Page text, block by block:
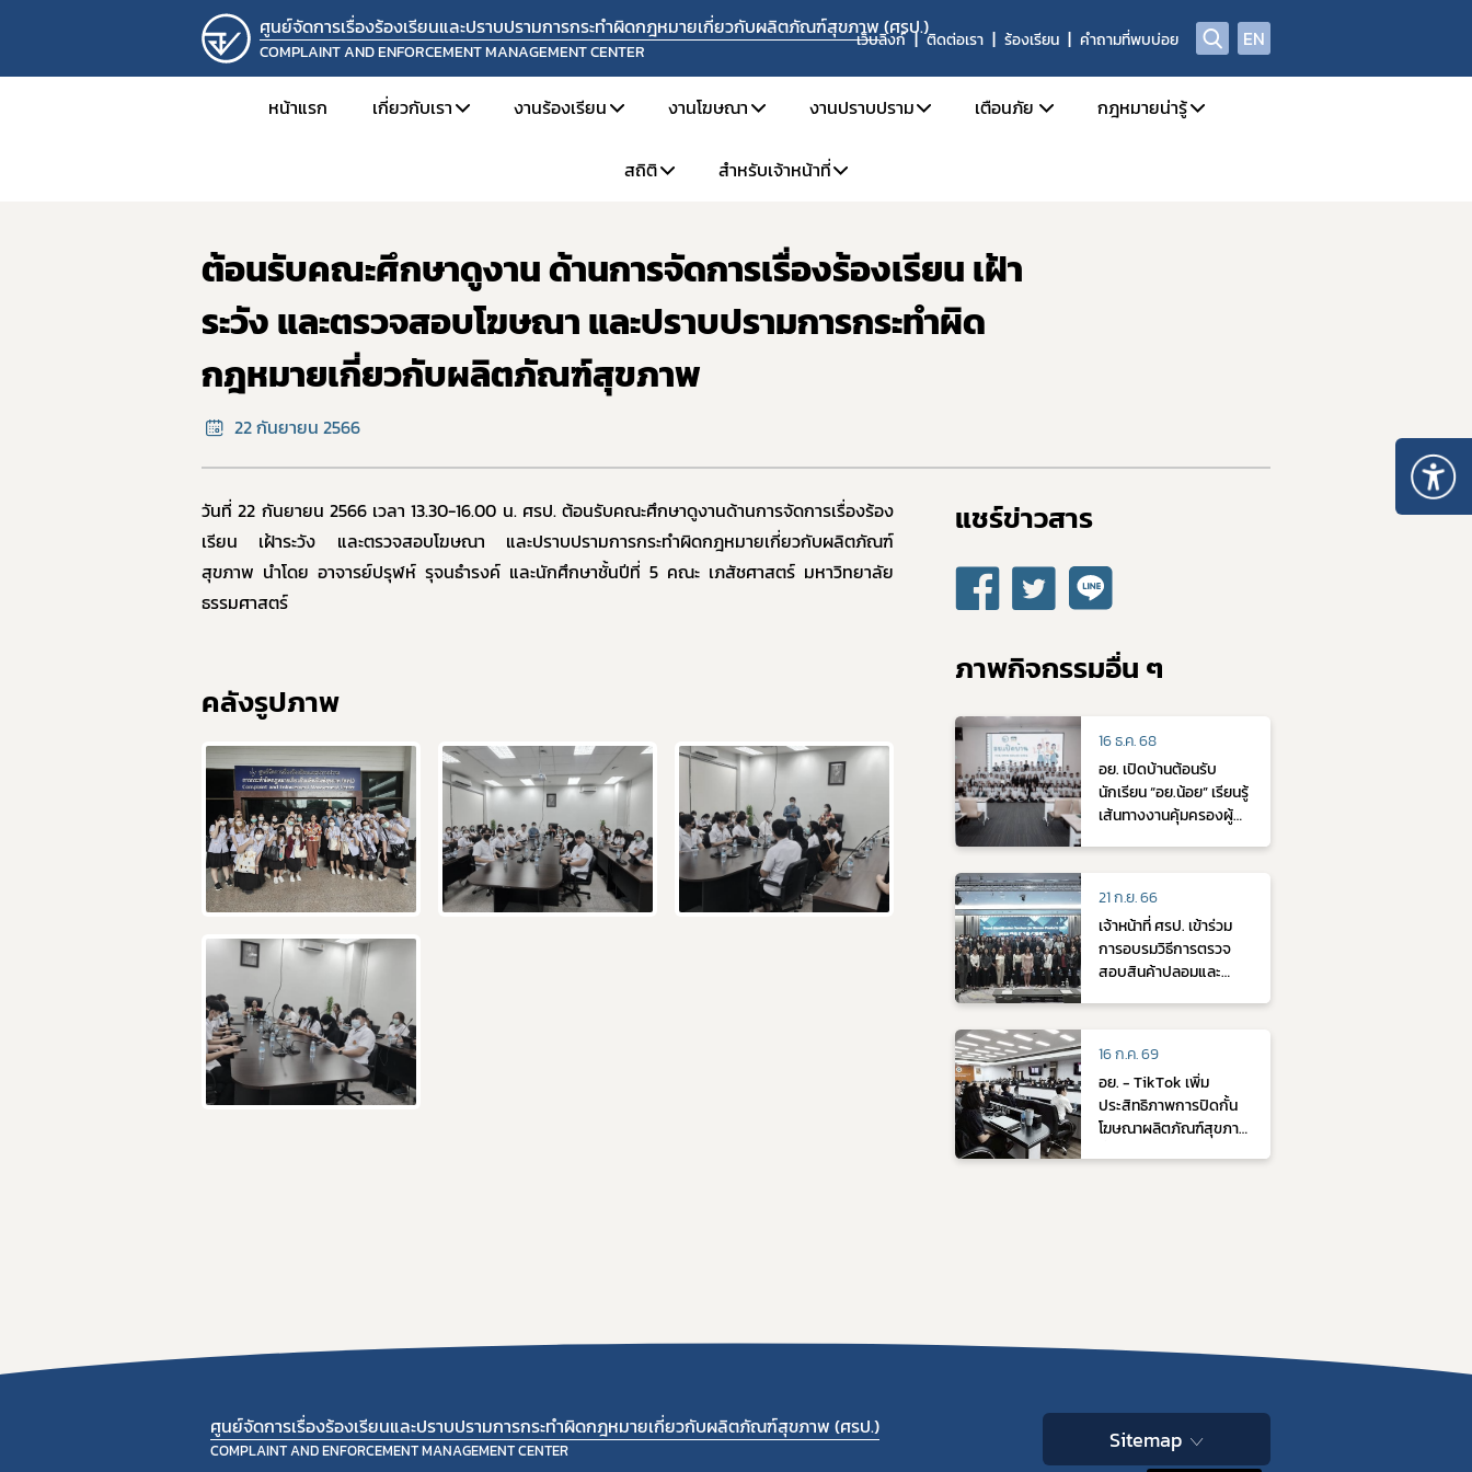
ศูนย์จัดการเรื่องร้องเรียนและปราบปรามการกระทำผิดกฎหมายเกี่ยวกับผลิตภัณฑ์สุขภาพ (ศรป.)
COMPLAINT AND ENFORCEMENT MANAGEMENT CENTER
เว็บลิงก์ ติดต่อเรา ร้องเรียน คำถามที่พบบ่อย EN
หน้าแรก เกี่ยวกับเรา
ความเป็นมาและหน้าที่ความรับผิดชอบ
วิสัยทัศน์และค่านิยม
ติดต่อเรา
งานร้องเรียน
ช่องทางการร้องเรียน
ขั้นตอนการร้องเรียน
แบบฟอร์มที่เกี่ยวข้อง
ติดตามสถานะเรื่องร้องเรียน
งานโฆษณา
ข้อมูลเผยแพร่
งานปราบปราม เตือนภัย
ศูนย์ต่อต้านข่าวปลอม
กฎหมายน่ารู้
สถิติ
สถิติการร้องเรียน
สถิติการปราบปราม
สำหรับเจ้าหน้าที่
สำหรับเจ้าหน้าที่ ศรป.
ต้อนรับคณะศึกษาดูงาน ด้านการจัดการเรื่องร้องเรียน เฝ้า
ระวัง และตรวจสอบโฆษณา และปราบปรามการกระทำผิด
กฎหมายเกี่ยวกับผลิตภัณฑ์สุขภาพ
22 กันยายน 2566
วันที่ 22 กันยายน 2566 เวลา 13.30-16.00 น. ศรป. ต้อนรับคณะศึกษาดูงานด้านการจัดการเรื่องร้อง
เรียน เฝ้าระวัง และตรวจสอบโฆษณา และปราบปรามการกระทำผิดกฎหมายเกี่ยวกับผลิตภัณฑ์
สุขภาพ นำโดย อาจารย์ปรุฬห์ รุจนธำรงค์ และนักศึกษาชั้นปีที่ 5 คณะ เภสัชศาสตร์ มหาวิทยาลัย
ธรรมศาสตร์
คลังรูปภาพ
แชร์ข่าวสาร​
ภาพกิจกรรมอื่น ๆ
16 ธ.ค. 68
อย. เปิดบ้านต้อนรับ
นักเรียน “อย.น้อย” เรียนรู้
เส้นทางงานคุ้มครองผู้
21 ก.ย. 66
เจ้าหน้าที่ ศรป. เข้าร่วม
การอบรมวิธีการตรวจ
สอบสินค้าปลอมและ
16 ก.ค. 69
อย. - TikTok เพิ่ม
ประสิทธิภาพการปิดกั้น
โฆษณาผลิตภัณฑ์สุขภาพ
ศูนย์จัดการเรื่องร้องเรียนและปราบปรามการกระทำผิดกฎหมายเกี่ยวกับผลิตภัณฑ์สุขภาพ (ศรป.)
COMPLAINT AND ENFORCEMENT MANAGEMENT CENTER Sitemap
เลือกหัวข้อที่ท่านต้องการ Subscribe
ร้องเรียนเครื่องสำ